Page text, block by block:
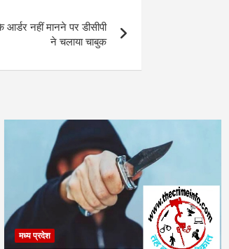
नहीं मानने पर डीसीपी
ने चलाया चाबुक
मध्य प्रदेश